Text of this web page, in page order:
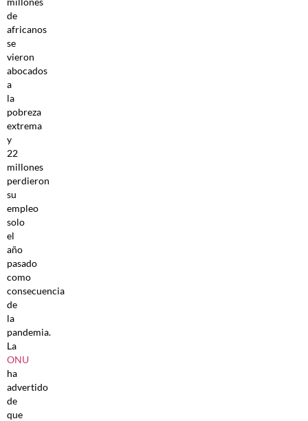
de
africanos
se
vieron
abocados
a
la
pobreza
extrema
y
22
millones
perdieron
su
empleo
solo
el
año
pasado
como
consecuencia
de
la
pandemia.
La
ONU
ha
advertido
de
que